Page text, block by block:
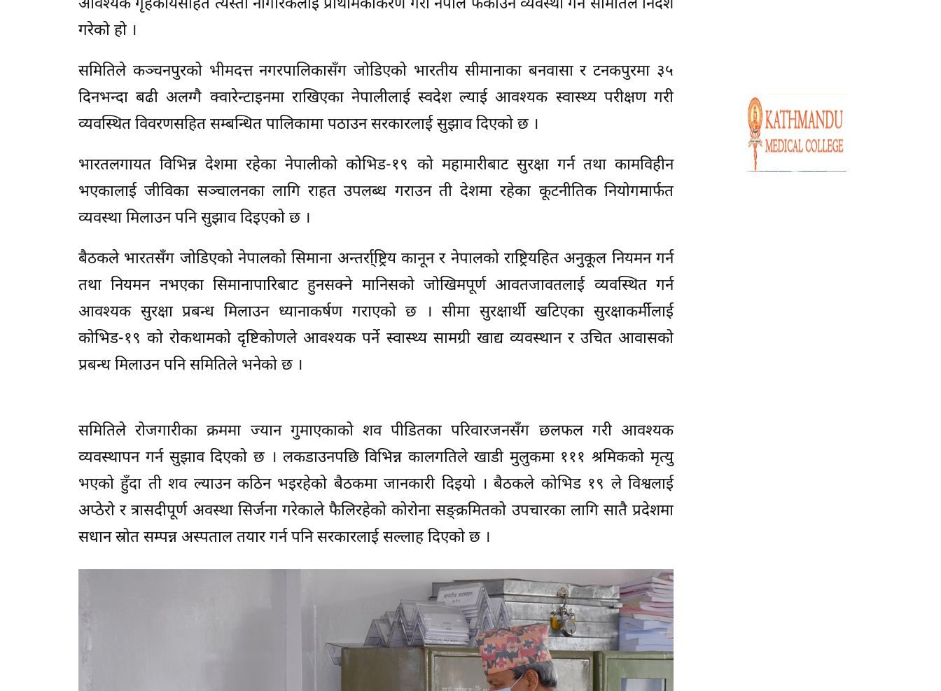
आवश्यक गृहकार्यसहित त्यस्ता नागरिकलाई प्राथमिकीकरण गरी नेपाल फर्काउने व्यवस्था गर्न समितिले निर्देश
गरेको हो ।
समितिले कञ्चनपुरको भीमदत्त नगरपालिकासँग जोडिएको भारतीय सीमानाका बनवासा र टनकपुरमा ३५
दिनभन्दा बढी अलग्गै क्वारेन्टाइनमा राखिएका नेपालीलाई स्वदेश ल्याई आवश्यक स्वास्थ्य परीक्षण गरी
व्यवस्थित विवरणसहित सम्बन्धित पालिकामा पठाउन सरकारलाई सुझाव दिएको छ ।
भारतलगायत विभिन्न देशमा रहेका नेपालीको कोभिड-१९ को महामारीबाट सुरक्षा गर्न तथा कामविहीन
भएकालाई जीविका सञ्चालनका लागि राहत उपलब्ध गराउन ती देशमा रहेका कूटनीतिक नियोगमार्फत
व्यवस्था मिलाउन पनि सुझाव दिइएको छ ।
बैठकले भारतसँग जोडिएको नेपालको सिमाना अन्तर्रा्ष्ट्रिय कानून र नेपालको राष्ट्रियहित अनुकूल नियमन गर्न
तथा नियमन नभएका सिमानापारिबाट हुनसक्ने मानिसको जोखिमपूर्ण आवतजावतलाई व्यवस्थित गर्न
आवश्यक सुरक्षा प्रबन्ध मिलाउन ध्यानाकर्षण गराएको छ । सीमा सुरक्षार्थी खटिएका सुरक्षाकर्मीलाई
कोभिड-१९ को रोकथामको दृष्टिकोणले आवश्यक पर्ने स्वास्थ्य सामग्री खाद्य व्यवस्थान र उचित आवासको
प्रबन्ध मिलाउन पनि समितिले भनेको छ ।
समितिले रोजगारीका क्रममा ज्यान गुमाएकाको शव पीडितका परिवारजनसँग छलफल गरी आवश्यक
व्यवस्थापन गर्न सुझाव दिएको छ । लकडाउनपछि विभिन्न कालगतिले खाडी मुलुकमा १११ श्रमिकको मृत्यु
भएको हुँदा ती शव ल्याउन कठिन भइरहेको बैठकमा जानकारी दिइयो । बैठकले कोभिड १९ ले विश्वलाई
अप्ठेरो र त्रासदीपूर्ण अवस्था सिर्जना गरेकाले फैलिरहेको कोरोना सङ्क्रमितको उपचारका लागि सातै प्रदेशमा
सधान स्रोत सम्पन्न अस्पताल तयार गर्न पनि सरकारलाई सल्लाह दिएको छ ।